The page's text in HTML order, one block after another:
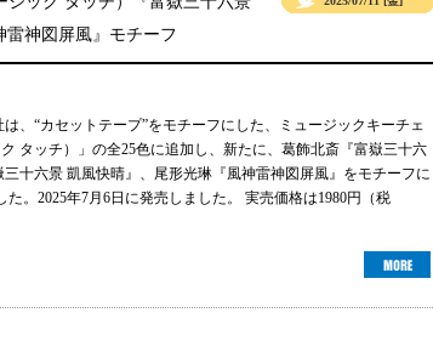
神図屏風』モチーフ
、“カセットテープ”をモチーフにした、ミュージックキーチェ
タッチ）」の全25色に追加し、新たに、葛飾北斎『富嶽三十六
十六景 凱風快晴』、尾形光琳『風神雷神図屏風』をモチーフに
。2025年7月6日に発売しました。 実売価格は1980円（税